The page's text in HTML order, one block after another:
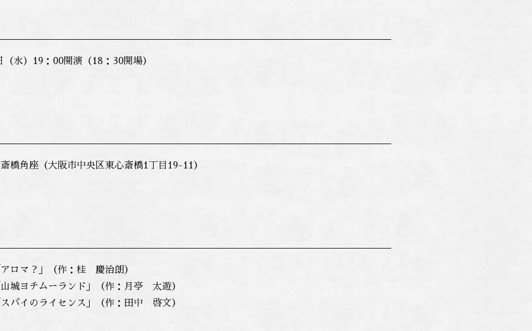
水）19：00開演（18：30開場）
角座（大阪市中央区東心斎橋1丁目19-11）
マ？」（作：桂 慶治朗）
ヨチムーランド」（作：月亭 太遊）
イのライセンス」（作：田中 啓文）